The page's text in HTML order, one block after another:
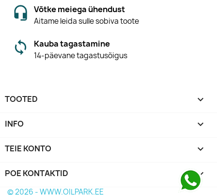
Võtke meiega ühendust
Aitame leida sulle sobiva toote
Kauba tagastamine
14-päevane tagastusõigus
TOOTED 
INFO 
TEIE KONTO 
POE KONTAKTID keyboard_arrow_down
© 2026 - WWW.OILPARK.EE